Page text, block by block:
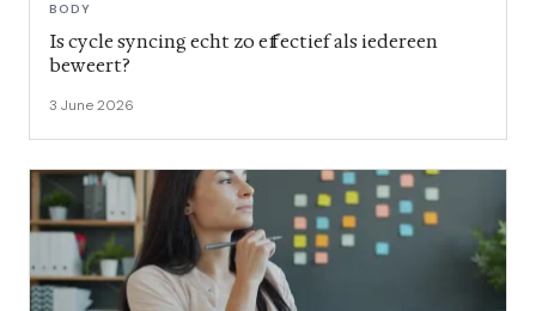
BODY
Is cycle syncing echt zo effectief als iedereen
beweert?
3 June 2026